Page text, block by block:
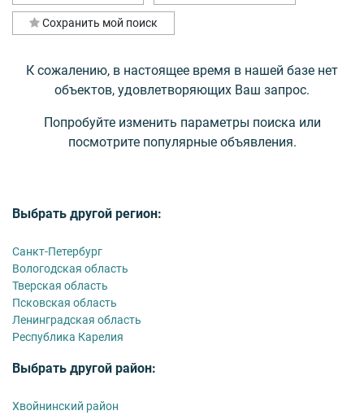
Сохранить мой поиск
К сожалению, в настоящее время в нашей базе нет
объектов, удовлетворяющих Ваш запрос.
Попробуйте изменить параметры поиска или
посмотрите популярные объявления.
Выбрать другой регион:
Санкт-Петербург
Вологодская область
Тверская область
Псковская область
Ленинградская область
Республика Карелия
Выбрать другой район:
Хвойнинский район